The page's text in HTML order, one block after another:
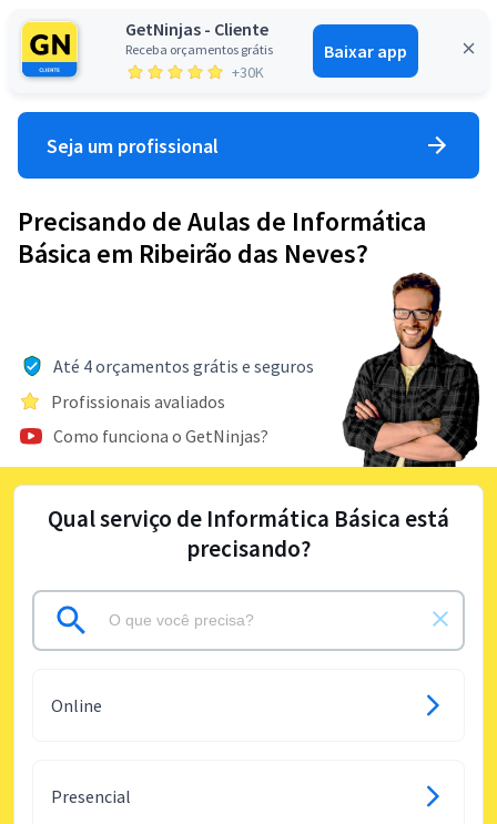
GetNinjas - Cliente
Receba orçamentos grátis
+30K
Baixar app
Entrar
Seja um profissional
Precisando de Aulas de Informática
Básica em Ribeirão das Neves?
Até 4 orçamentos grátis e seguros
Profissionais avaliados
Como funciona o GetNinjas?
Qual serviço de Informática Básica está
precisando?
Online
Presencial